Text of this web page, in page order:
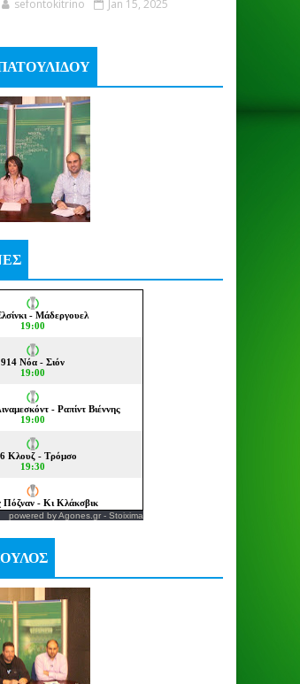
sefontokitrino Jan 15, 2025
powered byAgones.gr - Stoixima